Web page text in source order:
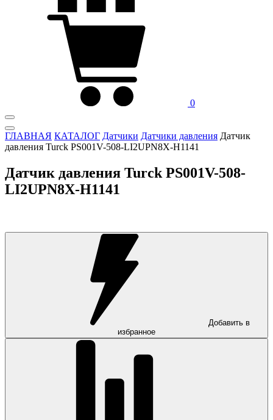
0
ГЛАВНАЯ КАТАЛОГ Датчики Датчики давления Датчик
давления Turck PS001V-508-LI2UPN8X-H1141
Датчик давления Turck PS001V-508-
LI2UPN8X-H1141
Добавить в
избранное